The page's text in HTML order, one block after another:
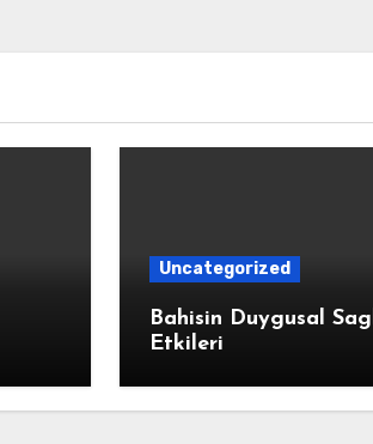
Uncategorized
Bahisin Duygusal
Etkileri